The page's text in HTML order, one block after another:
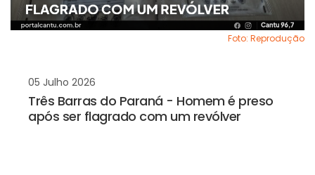
Foto: Reprodução
05 Julho 2026
Três Barras do Paraná - Homem é preso
após ser flagrado com um revólver